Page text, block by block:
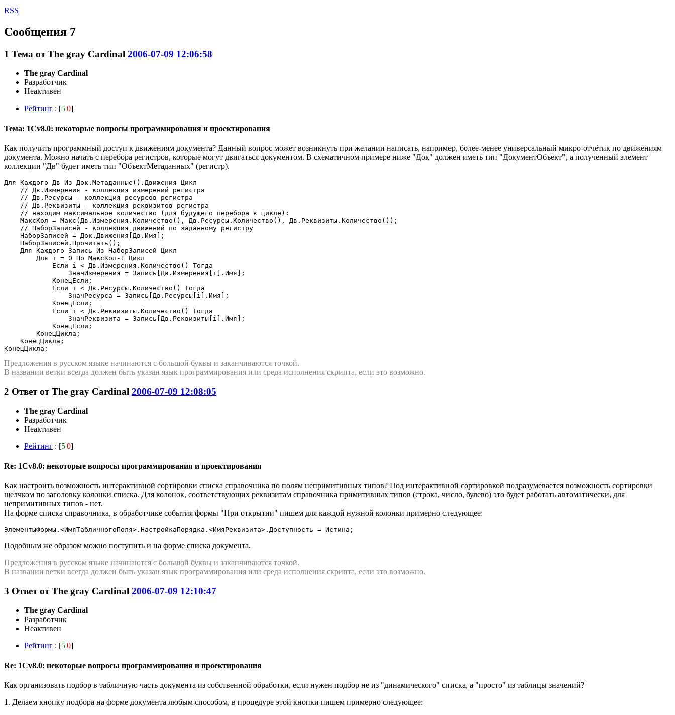
RSS
Сообщения 7
1 Тема отThe gray Cardinal 2006-07-09 12:06:58
The gray Cardinal
Разработчик
Неактивен
Рейтинг : [5|0]
Тема: 1Cv8.0: некоторые вопросы программирования и проектирования
Как получить программный доступ к движениям документа? Данный вопрос может возникнуть при желании написать, например, более-менее универсальный микро-отчётик по движениям
документа. Можно начать с перебора регистров, которые могут двигаться документом. В схематичном примере ниже "Док" должен иметь тип "ДокументОбъект", а полученный элемент
коллекции "Дв" будет иметь тип "ОбъектМетаданных" (регистр).
Для Каждого Дв Из Док.Метаданные().Движения Цикл
    // Дв.Измерения - коллекция измерений регистра
    // Дв.Ресурсы - коллекция ресурсов регистра
    // Дв.Реквизиты - коллекция реквизитов регистра
    // находим максимальное количество (для будущего перебора в цикле):
    МаксКол = Макс(Дв.Измерения.Количество(), Дв.Ресурсы.Количество(), Дв.Реквизиты.Количество());
    // НаборЗаписей - коллекция движений по заданному регистру
    НаборЗаписей = Док.Движения[Дв.Имя];
    НаборЗаписей.Прочитать();
    Для Каждого Запись Из НаборЗаписей Цикл
        Для i = 0 По МаксКол-1 Цикл
            Если i < Дв.Измерения.Количество() Тогда
                ЗначИзмерения = Запись[Дв.Измерения[i].Имя];
            КонецЕсли;
            Если i < Дв.Ресурсы.Количество() Тогда
                ЗначРесурса = Запись[Дв.Ресурсы[i].Имя];
            КонецЕсли;
            Если i < Дв.Реквизиты.Количество() Тогда
                ЗначРеквизита = Запись[Дв.Реквизиты[i].Имя];
            КонецЕсли;
        КонецЦикла;
    КонецЦикла;
КонецЦикла;
Предложения в русском языке начинаются с большой буквы и заканчиваются точкой.
В названии ветки всегда должен быть указан язык программирования или среда исполнения скрипта, если это возможно.
2 Ответ отThe gray Cardinal 2006-07-09 12:08:05
The gray Cardinal
Разработчик
Неактивен
Рейтинг : [5|0]
Re: 1Cv8.0: некоторые вопросы программирования и проектирования
Как настроить возможность интерактивной сортировки списка справочника по полям непримитивных типов? Под интерактивной сортировкой подразумевается возможность сортировки
щелчком по заголовку колонки списка. Для колонок, соответствующих реквизитам справочника примитивных типов (строка, число, булево) это будет работать автоматически, для
непримитивных типов - нет.
На форме списка справочника, в обработчике события формы "При открытии" пишем для каждой нужной колонки примерно следующее:
ЭлементыФормы.<ИмяТабличногоПоля>.НастройкаПорядка.<ИмяРеквизита>.Доступность = Истина;
Подобным же образом можно поступить и на форме списка документа.
Предложения в русском языке начинаются с большой буквы и заканчиваются точкой.
В названии ветки всегда должен быть указан язык программирования или среда исполнения скрипта, если это возможно.
3 Ответ отThe gray Cardinal 2006-07-09 12:10:47
The gray Cardinal
Разработчик
Неактивен
Рейтинг : [5|0]
Re: 1Cv8.0: некоторые вопросы программирования и проектирования
Как организовать подбор в табличную часть документа из собственной обработки, если нужен подбор не из "динамического" списка, а "просто" из таблицы значений?
1. Делаем кнопку подбора на форме документа любым способом, в процедуре этой кнопки пишем примерно следующее: